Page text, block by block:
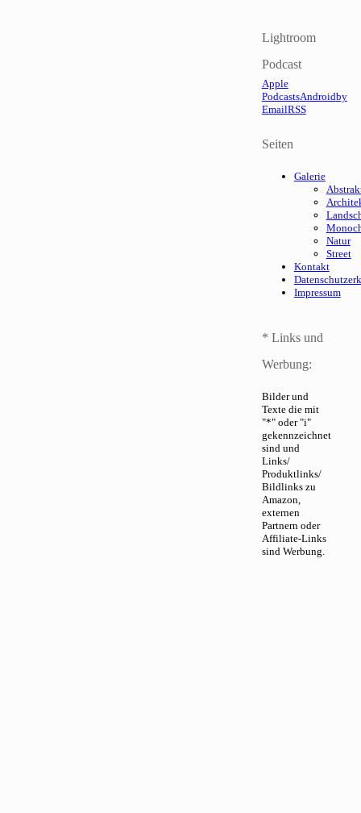
Lightroom
Podcast
Apple
PodcastsAndroidby
EmailRSS
Seiten
Galerie
Natur
Street
Kontakt
Impressum
* Links und
Werbung:
Bilder und
Texte die mit
"*" oder "i"
gekennzeichnet
sind und
Links/
Produktlinks/
Bildlinks zu
Amazon,
externen
Partnern oder
Affiliate-Links
sind Werbung.